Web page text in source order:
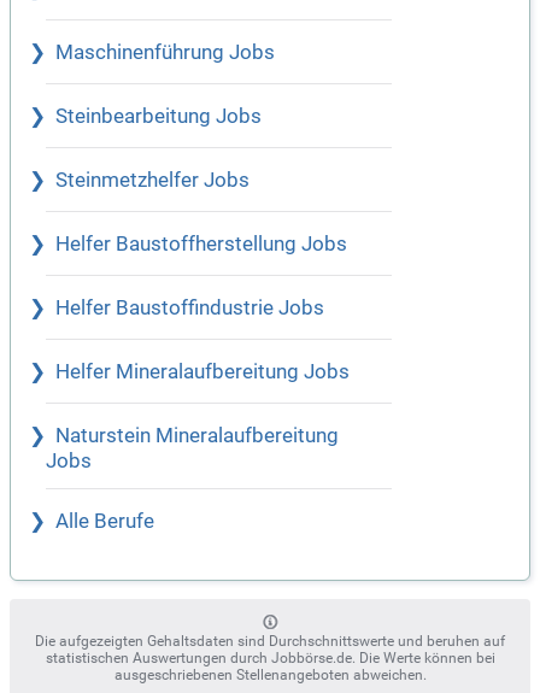
Maschinenführung Jobs
Steinbearbeitung Jobs
Steinmetzhelfer Jobs
Helfer Baustoffherstellung Jobs
Helfer Baustoffindustrie Jobs
Helfer Mineralaufbereitung Jobs
Naturstein Mineralaufbereitung
Jobs
Alle Berufe
Die aufgezeigten Gehaltsdaten sind Durchschnittswerte und beruhen auf
statistischen Auswertungen durch Jobbörse.de. Die Werte können bei
ausgeschriebenen Stellenangeboten abweichen.